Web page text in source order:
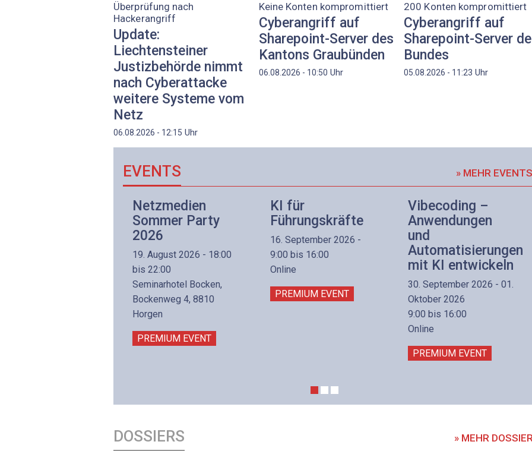
Überprüfung nach
Hackerangriff
Update:
Liechtensteiner
Justizbehörde nimmt
nach Cyberattacke
weitere Systeme vom
Netz
06.08.2026 - 12:15 Uhr
Keine Konten kompromittiert
Cyberangriff auf
Sharepoint-Server des
Kantons Graubünden
06.08.2026 - 10:50 Uhr
200 Konten kompromittiert
Cyberangriff auf
Sharepoint-Server
Bundes
05.08.2026 - 11:23 Uhr
EVENTS » MEHR
Netzmedien
Sommer Party
2026
19. August 2026 - 18:00
bis 22:00
Seminarhotel Bocken,
Bockenweg 4, 8810
Horgen
PREMIUM EVENT
KI für
Führungskräfte
16. September 2026 -
9:00 bis 16:00
Online
PREMIUM EVENT
Vibecoding –
Anwendungen
und
Automatisierungen
mit KI entwickeln
30. September 2026 - 01.
Oktober 2026
9:00 bis 16:00
Online
PREMIUM EVENT
DOSSIERS » MEHR